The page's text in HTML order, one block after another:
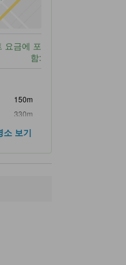
요금에 포
함:
150m
330m
520m
소 보기